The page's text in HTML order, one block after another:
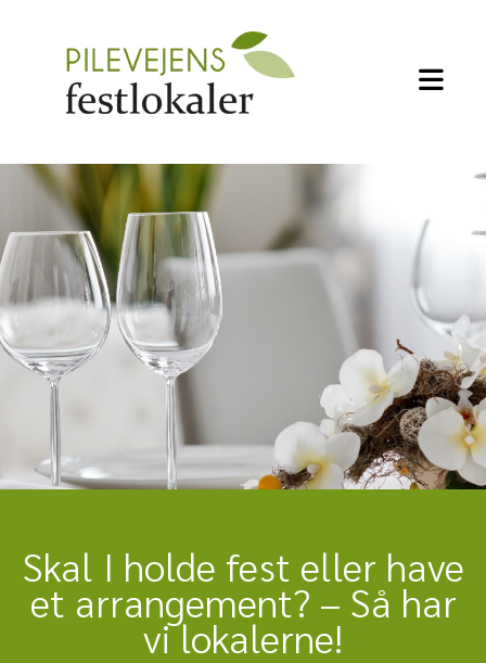
Skal I holde fest eller have
et arrangement? – Så har
vi lokalerne!